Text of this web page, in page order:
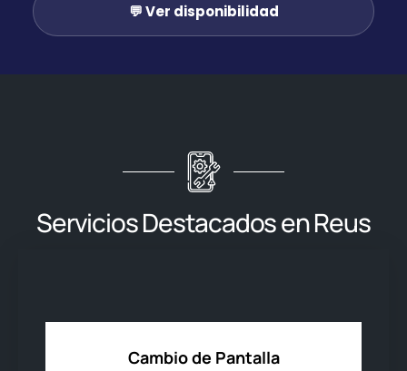
💬 Ver disponibilidad
Servicios Destacados en Reus
Cambio de Pantalla